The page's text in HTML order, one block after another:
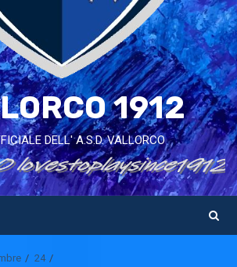
1912
DELL' A.S.D. VALLORCO
24